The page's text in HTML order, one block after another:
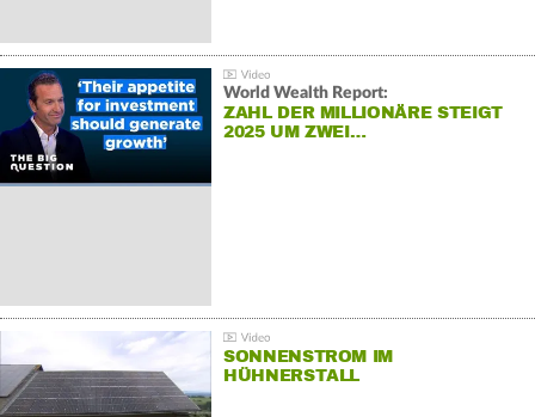
World Wealth Report:
ZAHL DER MILLIONÄRE STEIGT
2025 UM ZWEI…
SONNENSTROM IM
HÜHNERSTALL